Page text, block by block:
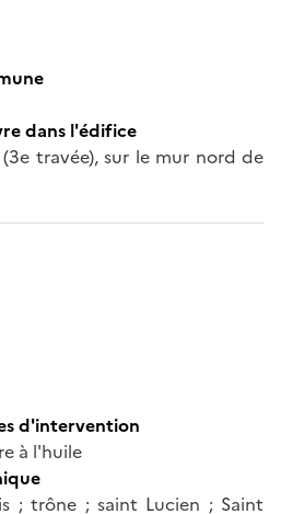
dans l'édifice
travée), sur le mur nord de
d'intervention
à l'huile
; trône ; saint Lucien ; Saint